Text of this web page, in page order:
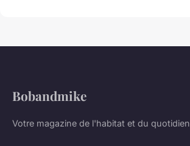
Bobandmike
Votre magazine de l'habitat et du quotidien